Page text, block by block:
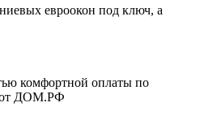
евроокон под ключ, а
комфортной оплаты по
от ДОМ.РФ